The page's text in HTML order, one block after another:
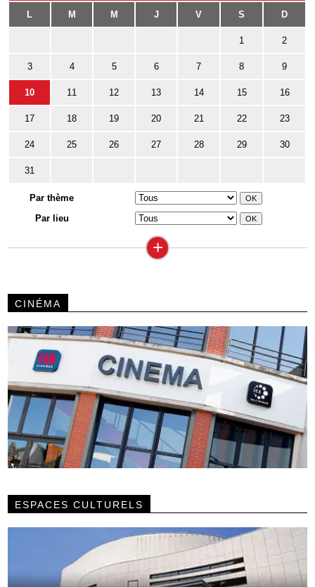
L M M J V S D
1 2
3 4 5 6 7 8 9
10 11 12 13 14 15 16
17 18 19 20 21 22 23
24 25 26 27 28 29 30
31
Par thème
Par lieu
+
CINÉMA
ESPACES CULTURELS